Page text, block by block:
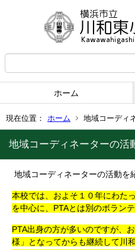
ホーム
現在位置： ホーム 地域コーディ
地域コーディネーターの活
地域コーディネーターの活動を
本校では、およそ１０年にわた
を中心に、PTAとは別のボラン
PTA出身の方が多いのですが、
様」となってからも継続して川